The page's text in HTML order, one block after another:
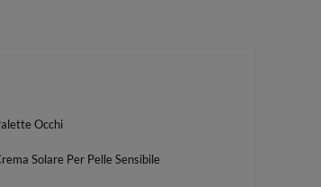
Occhi
Solare Per Pelle Sensibile